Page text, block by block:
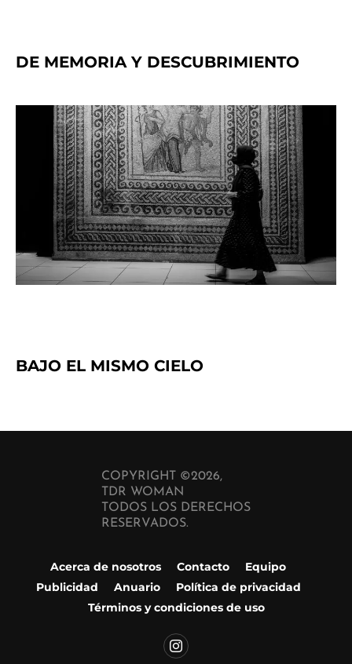
DE MEMORIA Y DESCUBRIMIENTO
BAJO EL MISMO CIELO
COPYRIGHT ©2026,
TDR WOMAN
TODOS LOS DERECHOS
RESERVADOS.
Acerca de nosotros Contacto
Equipo
Publicidad
Anuario
Política de privacidad
Términos y condiciones de uso